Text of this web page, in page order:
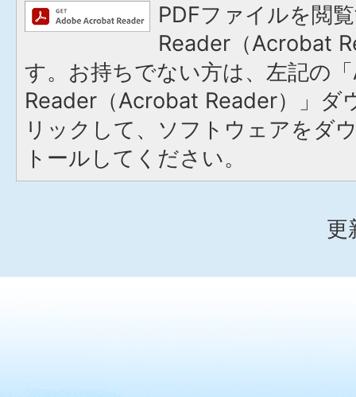
PDFファイルを閲
Reader（Acrobat
す。お持ちでない方は、左記の
Reader（Acrobat Reader）」ダ
リックして、ソフトウェアをダ
トールしてください。
更